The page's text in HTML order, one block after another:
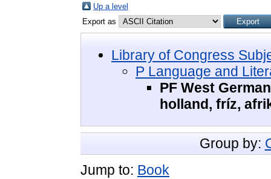
Up a level
Export as
Library of Congress
P Language and
PF West
holland, fríz,
Group by:
Jump to: Book